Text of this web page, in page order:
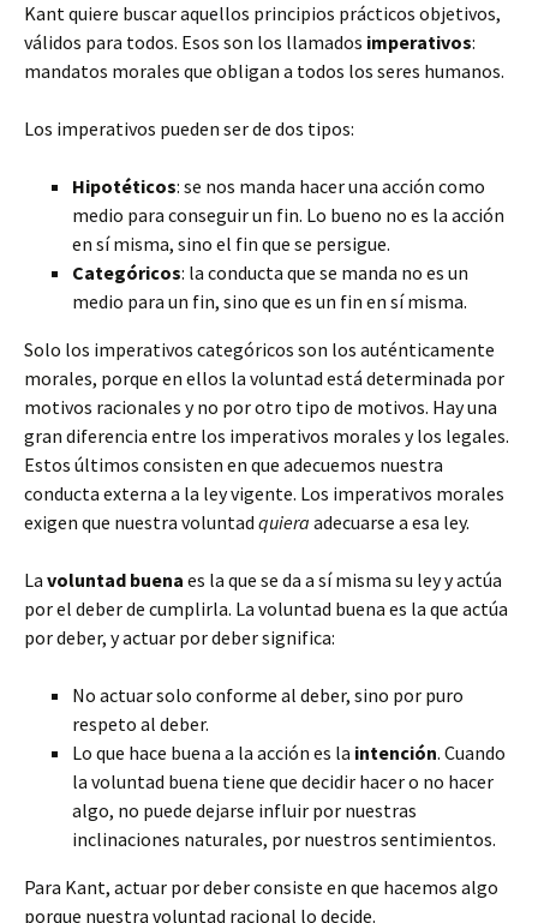
Kant quiere buscar aquellos principios prácticos objetivos,
válidos para todos. Esos son los llamados imperativos:
mandatos morales que obligan a todos los seres humanos.
Los imperativos pueden ser de dos tipos:
Hipotéticos: se nos manda hacer una acción como
medio para conseguir un fin. Lo bueno no es la acción
en sí misma, sino el fin que se persigue.
Categóricos: la conducta que se manda no es un
medio para un fin, sino que es un fin en sí misma.
Solo los imperativos categóricos son los auténticamente
morales, porque en ellos la voluntad está determinada por
motivos racionales y no por otro tipo de motivos. Hay una
gran diferencia entre los imperativos morales y los legales.
Estos últimos consisten en que adecuemos nuestra
conducta externa a la ley vigente. Los imperativos morales
exigen que nuestra voluntad quiera adecuarse a esa ley.
La voluntad buena es la que se da a sí misma su ley y actúa
por el deber de cumplirla. La voluntad buena es la que actúa
por deber, y actuar por deber significa:
No actuar solo conforme al deber, sino por puro
respeto al deber.
Lo que hace buena a la acción es la intención. Cuando
la voluntad buena tiene que decidir hacer o no hacer
algo, no puede dejarse influir por nuestras
inclinaciones naturales, por nuestros sentimientos.
Para Kant, actuar por deber consiste en que hacemos algo
porque nuestra voluntad racional lo decide.